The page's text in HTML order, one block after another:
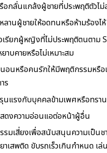
อกลั่นแกล้งผู้ชายที่ประพฤติตัวไม่
ลานผู้ชายให้อดทนหรือห้ามร้องไห้
เรียกผู้หญิงที่ไม่ประพฤติตนตาม
าบคายหรือไม่เหมาะสม
อนหรือคนรักให้มีพฤติกรรมหรือ
ร
นแรงกับบุคคลข้ามเพศหรือทรา
สดงความอ่อนแอต่อหน้าผู้อื่น
รมเสี่ยงเพื่อสนับสนุนความเป็นช
าเสพติด ขับรถเร็วเกินกำหนด เ